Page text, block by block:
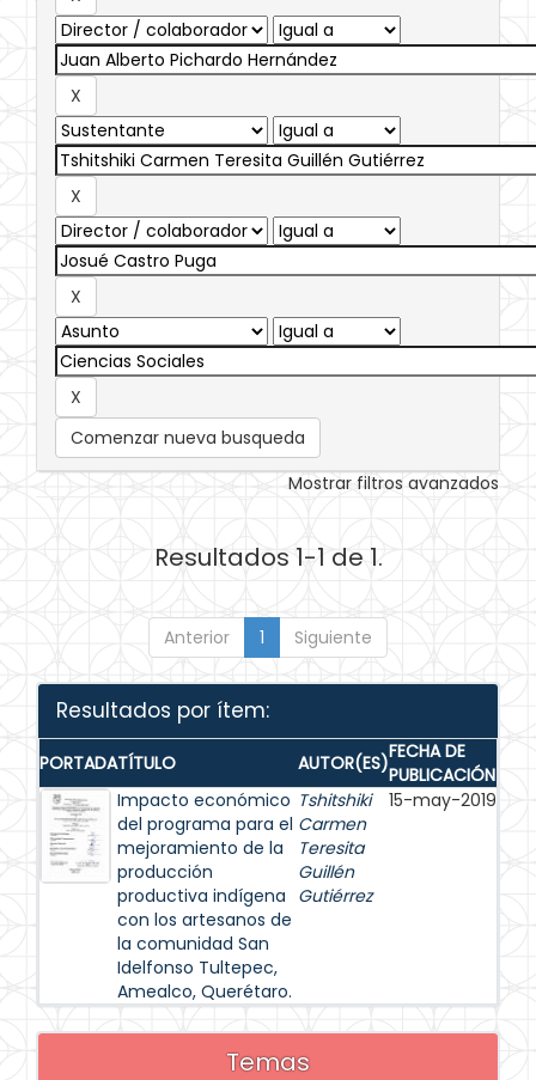
Comenzar nueva busqueda
Mostrar filtros avanzados
Resultados 1-1 de 1.
Anterior 1 Siguiente
Resultados por ítem:
PORTADATÍTULO AUTOR(ES)FECHA DE
PUBLICACIÓN
Impacto económico
del programa para el
mejoramiento de la
producción
productiva indígena
con los artesanos de
la comunidad San
Idelfonso Tultepec,
Amealco, Querétaro.
Tshitshiki
Carmen
Teresita
Guillén
Gutiérrez
15-may-2019
Temas